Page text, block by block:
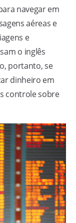
navegar em
aéreas e
e
o inglês
portanto, se
dinheiro em
controle sobre